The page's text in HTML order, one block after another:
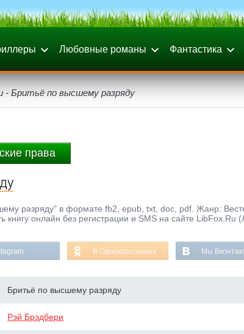
Любовные романы Фантастика
- Бритьё по высшему разряду
права
разряду" в формате fb2, epub, txt, doc, pdf. Жанр:
онлайн без регистрации и SMS на сайте LibFox.Ru
В Одноклассниках Мы
Бритьё по высшему разряду
Рэй Брэдбери